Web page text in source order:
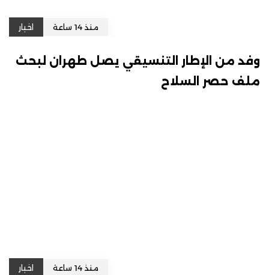
منذ 14 ساعة اخبار
وفد من الإطار التنسيقي يصل طهران لبحث
ملف حصر السلاح
منذ 14 ساعة اخبار